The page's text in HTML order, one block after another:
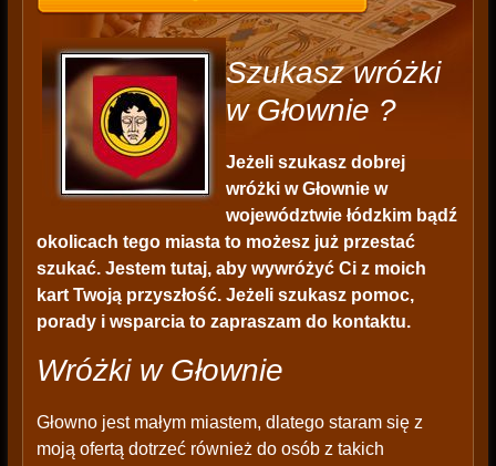
Szukasz wróżki
w Głownie ?
Jeżeli szukasz dobrej
wróżki w Głownie w
województwie łódzkim bądź
okolicach tego miasta to możesz już przestać
szukać. Jestem tutaj, aby wywróżyć Ci z moich
kart Twoją przyszłość. Jeżeli szukasz pomoc,
porady i wsparcia to zapraszam do kontaktu.
Wróżki w Głownie
Głowno jest małym miastem, dlatego staram się z
moją ofertą dotrzeć również do osób z takich